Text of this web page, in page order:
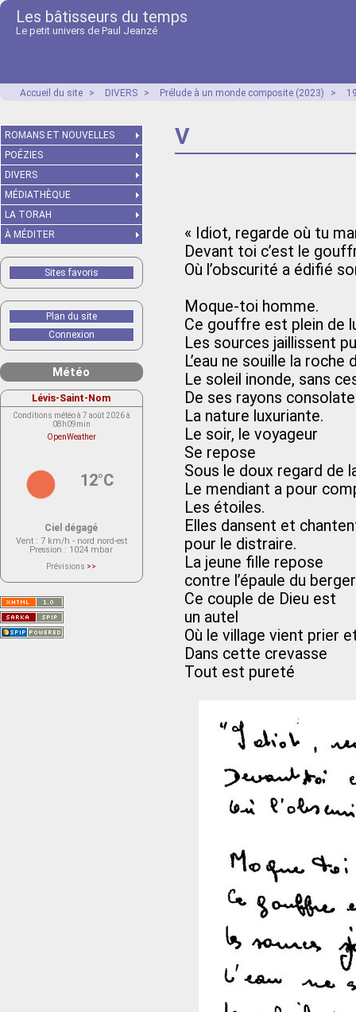
Les bâtisseurs du temps
Le petit univers de Paul Jeanzé
Accueil du site > DIVERS > Prélude à un monde composite (2023) >
V
« Idiot, regarde où tu
Devant toi c’est le
Où l’obscurité a édifié
Moque-toi homme.
Ce gouffre est plein de
Les sources jaillissent
L’eau ne souille la roche
Le soleil inonde, sans
De ses rayons
La nature luxuriante.
Le soir, le voyageur
Se repose
Sous le doux regard de
Le mendiant a pour
Les étoiles.
Elles dansent et
pour le distraire.
La jeune fille repose
contre l’épaule du
Ce couple de Dieu est
un autel
Où le village vient prier
Dans cette crevasse
Tout est pureté
ROMANS ET NOUVELLES
POÉZIES
DIVERS
MÉDIATHÈQUE
LA TORAH
À MÉDITER
Sites favoris
Plan du site
Connexion
Météo
Lévis-Saint-Nom
Conditions météo à 7 août 2026 à
08h09min
OpenWeather
12°C
Ciel dégagé
Vent : 7 km/h - nord nord-est
Pression : 1024 mbar
Prévisions >>
actuellement aucune prévision
Saint-Nom.
Veuillez consulter le message du
service ci-dessous.
(401 - Invalid API key. Please see
https://openweathermap.org/faq#error401